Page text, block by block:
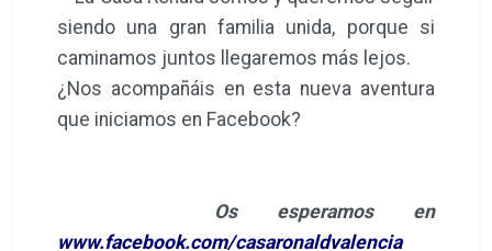
siendo una gran familia unida, porque si
caminamos juntos llegaremos más lejos.
¿Nos acompañáis en esta nueva aventura
que iniciamos en Facebook?
Os esperamos en
www.facebook.com/casaronaldvalencia